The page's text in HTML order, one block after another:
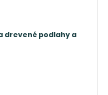
drevené podlahy a